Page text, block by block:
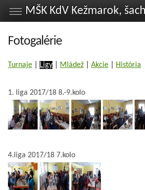
Fotogalérie
Turnaje Ligy Mládež Akcie História
1. liga 2017/18 8.-9.kolo
4.liga 2017/18 7.kolo
MŠK KdV Kežmarok,